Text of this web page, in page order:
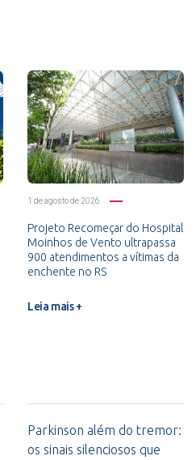
1 de agosto de 2026
Projeto Recomeçar do Hospital
Moinhos de Vento ultrapassa
900 atendimentos a vítimas da
enchente no RS
Leia mais +
Parkinson além do tremor:
os sinais silenciosos que